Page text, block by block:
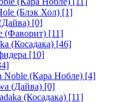
(Блэк Хол) [1]
[0]
(Фаворит) [11]
(Косадака) [46]
[10]
Noble (Кара Нобле) [4]
(Дайва) [0]
(Косадака) [11]